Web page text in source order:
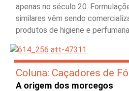
apenas no século 20.
similares vêm sendo
produtos de higiene e
Coluna: Caçadores de
A origem dos morcegos